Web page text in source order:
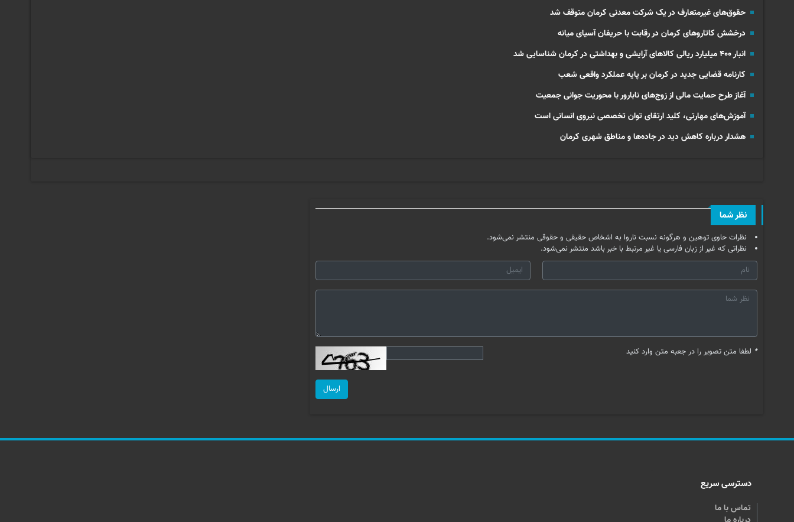
حقوق‌های غیرمتعارف در یک شرکت معدنی کرمان متوقف شد
درخشش کاتاروهای کرمان در رقابت با حریفان آسیای میانه
انبار ۴۰۰ میلیارد ریالی کالاهای آرایشی و بهداشتی در کرمان شناسایی شد
کارنامه قضایی جدید در کرمان بر پایه عملکرد واقعی شعب
آغاز طرح حمایت مالی از زوج‌های نابارور با محوریت جوانی جمعیت
آموزش‌های مهارتی، کلید ارتقای توان تخصصی نیروی انسانی است
هشدار درباره کاهش دید در جاده‌ها و مناطق شهری کرمان
نظر شما
نظرات حاوی توهین و هرگونه نسبت ناروا به اشخاص حقیقی و حقوقی منتشر نمی‌شود.
نظراتی که غیر از زبان فارسی یا غیر مرتبط با خبر باشد منتشر نمی‌شود.
* لطفا متن تصویر را در جعبه متن وارد کنید
ارسال
دسترسی سریع
تماس با ما